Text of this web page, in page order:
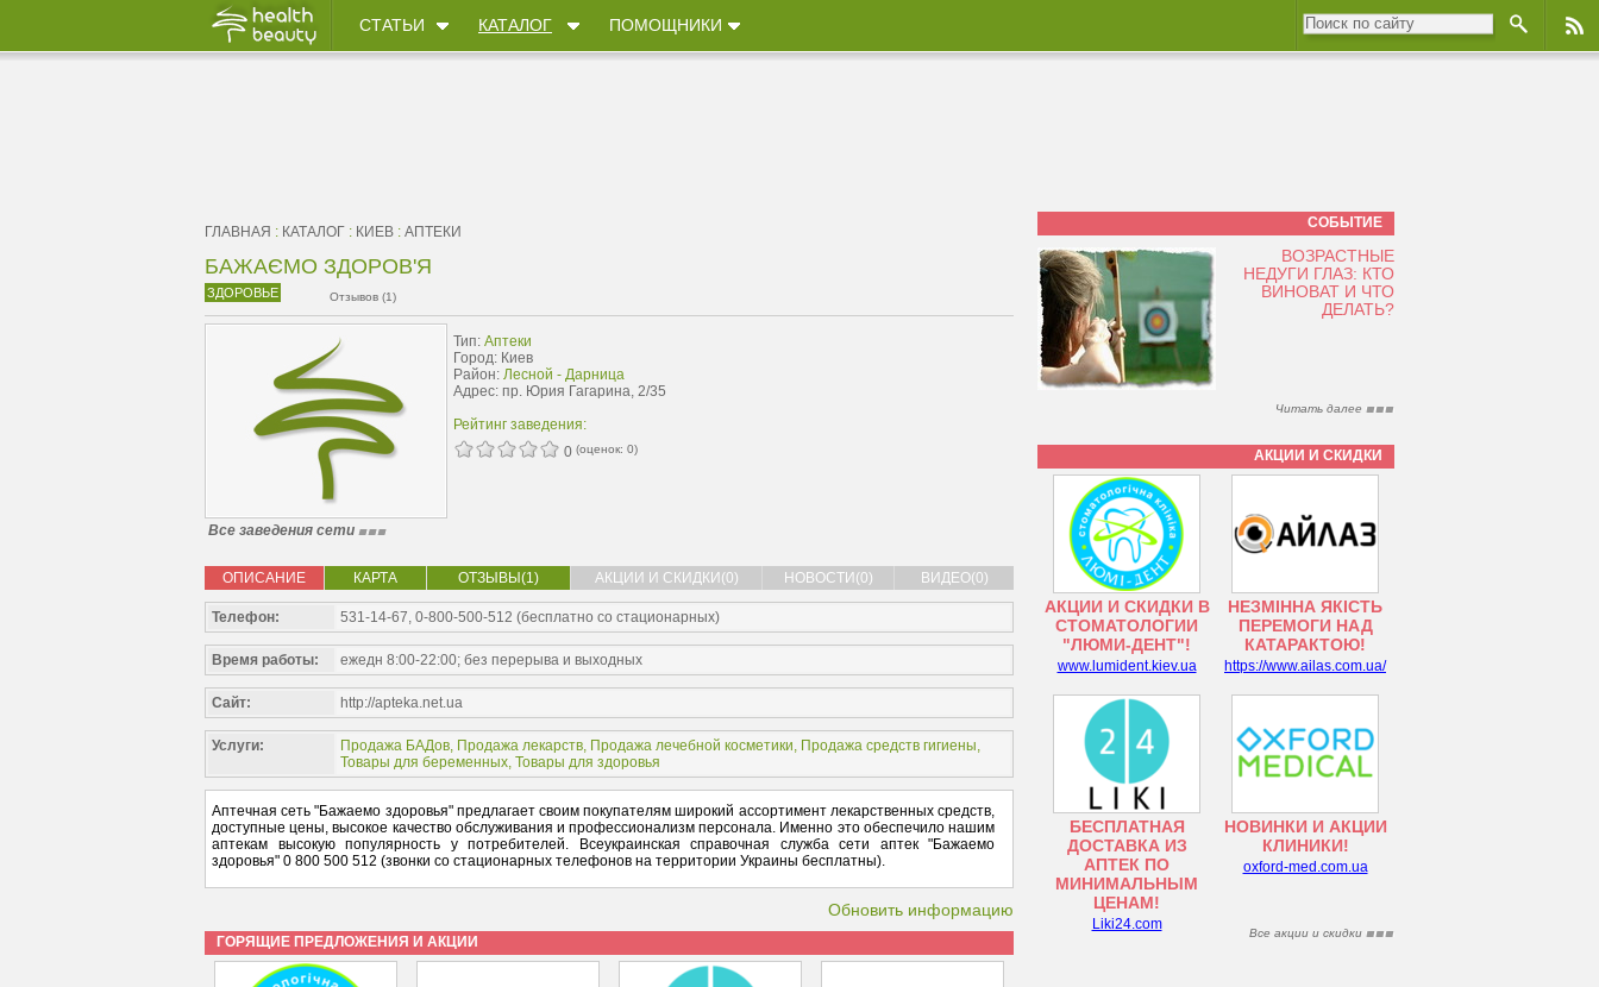
СТАТЬИ КАТАЛОГ ПОМОЩНИКИ
ГЛАВНАЯ : КАТАЛОГ : КИЕВ : АПТЕКИ
БАЖАЄМО ЗДОРОВ'Я
ЗДОРОВЬЕ Отзывов (1)
Тип: Аптеки
Город: Киев
Район: Лесной - Дарница
Адрес: пр. Юрия Гагарина, 2/35
Рейтинг заведения:
0 (оценок: 0)
Все заведения сети
ОПИСАНИЕ КАРТА ОТЗЫВЫ(1) АКЦИИ И СКИДКИ(0) НОВОСТИ(0) ВИДЕО(0)
Телефон: 531-14-67, 0-800-500-512 (бесплатно со стационарных)
Время работы: ежедн 8:00-22:00; без перерыва и выходных
Сайт: http://apteka.net.ua
Услуги: Продажа БАДов, Продажа лекарств, Продажа лечебной косметики, Продажа средств гигиены,
Товары для беременных, Товары для здоровья
Аптечная сеть "Бажаемо здоровья" предлагает своим покупателям широкий ассортимент лекарственных средств,
доступные цены, высокое качество обслуживания и профессионализм персонала. Именно это обеспечило нашим
аптекам высокую популярность у потребителей. Всеукраинская справочная служба сети аптек "Бажаемо
здоровья" 0 800 500 512 (звонки со стационарных телефонов на территории Украины бесплатны).
Обновить информацию
ГОРЯЩИЕ ПРЕДЛОЖЕНИЯ И АКЦИИ
СОБЫТИЕ
ВОЗРАСТНЫЕ
НЕДУГИ ГЛАЗ: КТО
ВИНОВАТ И ЧТО
ДЕЛАТЬ?
Читать далее
АКЦИИ И СКИДКИ
АКЦИИ И СКИДКИ В
СТОМАТОЛОГИИ
"ЛЮМИ-ДЕНТ"!
www.lumident.kiev.ua
НЕЗМІННА ЯКІСТЬ
ПЕРЕМОГИ НАД
КАТАРАКТОЮ!
https://www.ailas.com.ua/
БЕСПЛАТНАЯ
ДОСТАВКА ИЗ
АПТЕК ПО
МИНИМАЛЬНЫМ
ЦЕНАМ!
Liki24.com
НОВИНКИ И АКЦИИ
КЛИНИКИ!
oxford-med.com.ua
Все акции и скидки